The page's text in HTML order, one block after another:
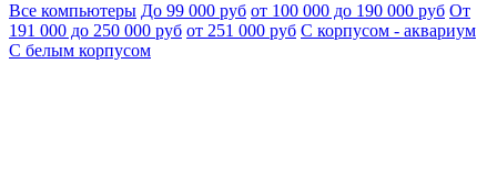
Все компьютеры До 99 000 руб от 100 000 до 190 000 руб От
191 000 до 250 000 руб от 251 000 руб С корпусом - аквариум
С белым корпусом